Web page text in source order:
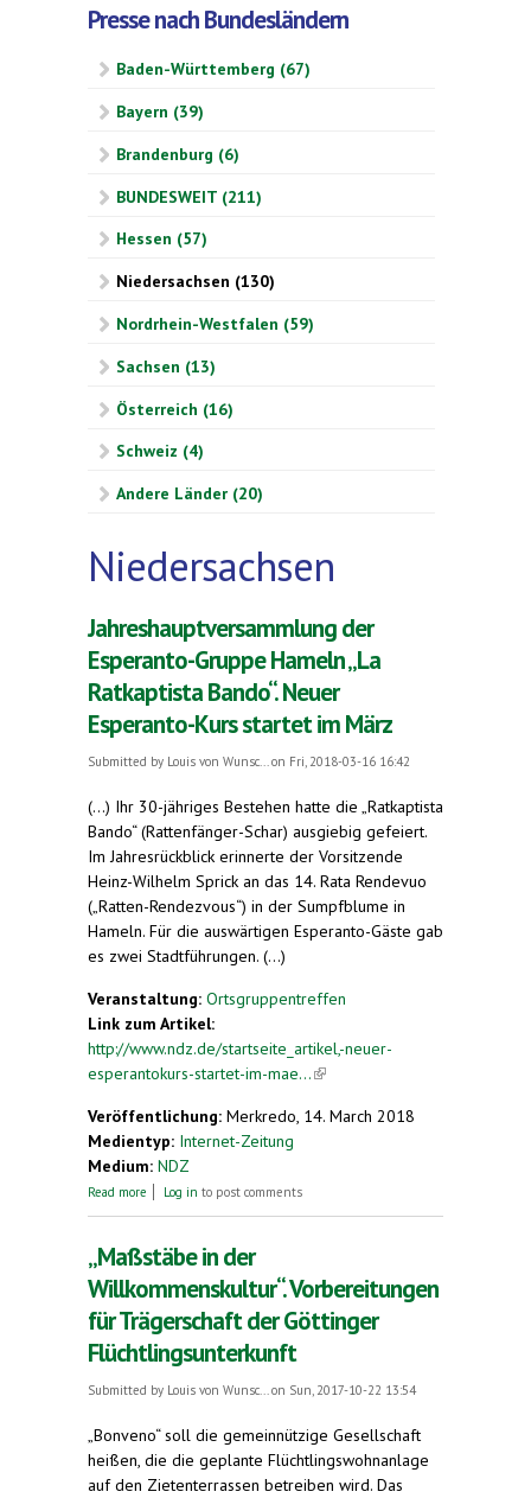
Presse nach Bundesländern
Baden-Württemberg (67)
Bayern (39)
Brandenburg (6)
BUNDESWEIT (211)
Hessen (57)
Niedersachsen (130)
Nordrhein-Westfalen (59)
Sachsen (13)
Österreich (16)
Schweiz (4)
Andere Länder (20)
Niedersachsen
Jahreshauptversammlung der
Esperanto-Gruppe Hameln „La
Ratkaptista Bando“. Neuer
Esperanto-Kurs startet im März
Submitted by Louis von Wunsc...on Fri, 2018-03-16 16:42
(...) Ihr 30-jähriges Bestehen hatte die „Ratkaptista
Bando“ (Rattenfänger-Schar) ausgiebig gefeiert.
Im Jahresrückblick erinnerte der Vorsitzende
Heinz-Wilhelm Sprick an das 14. Rata Rendevuo
(„Ratten-Rendezvous“) in der Sumpfblume in
Hameln. Für die auswärtigen Esperanto-Gäste gab
es zwei Stadtführungen. (...)
Veranstaltung: Ortsgruppentreffen
Link zum Artikel:
http://www.ndz.de/startseite_artikel,-neuer-
esperantokurs-startet-im-mae...(link is external)
Veröffentlichung: Merkredo, 14. March 2018
Medientyp: Internet-Zeitung
Medium: NDZ
Read more about Jahreshauptversammlung der Esperanto-
Log in to post comments
„Maßstäbe in der
Willkommenskultur“. Vorbereitungen
für Trägerschaft der Göttinger
Flüchtlingsunterkunft
Submitted by Louis von Wunsc...on Sun, 2017-10-22 13:54
„Bonveno“ soll die gemeinnützige Gesellschaft
heißen, die die geplante Flüchtlingswohnanlage
auf den Zietenterrassen betreiben wird. Das